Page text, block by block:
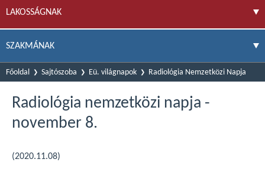
LAKOSSÁGNAK
SZAKMÁNAK
Főoldal Sajtószoba Eü. világnapok Radiológia Nemzetközi Napja
Radiológia nemzetközi napja -
november 8.
(2020.11.08)